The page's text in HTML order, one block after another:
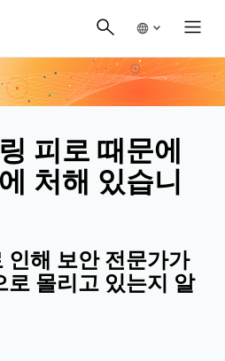
피로 때문에
처해 있습니
인해 보안 전문가가
로 몰리고 있는지 알